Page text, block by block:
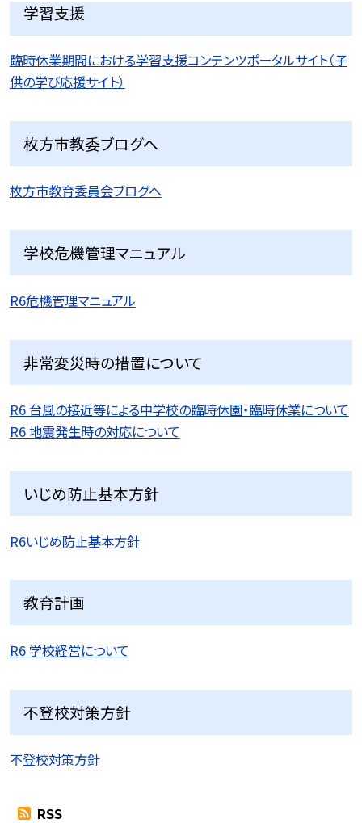
学習支援
臨時休業期間における学習支援コンテンツポータルサイト（子
供の学び応援サイト）
枚方市教委ブログへ
枚方市教育委員会ブログへ
学校危機管理マニュアル
R6危機管理マニュアル
非常変災時の措置について
R6 台風の接近等による中学校の臨時休園・臨時休業について
R6 地震発生時の対応について
いじめ防止基本方針
R6いじめ防止基本方針
教育計画
R6 学校経営について
不登校対策方針
不登校対策方針
RSS